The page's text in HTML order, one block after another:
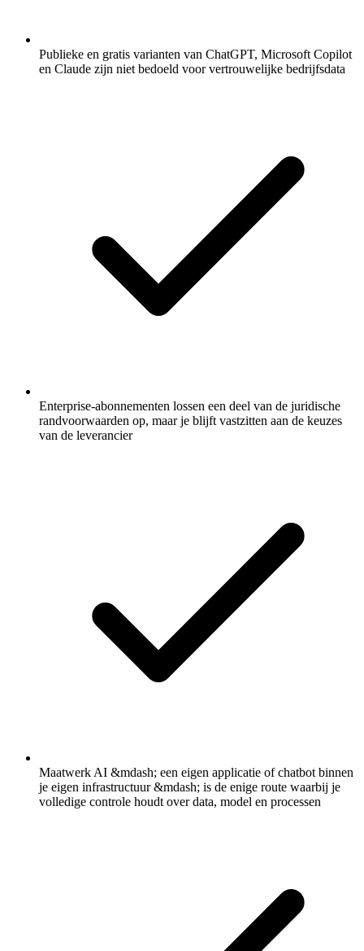
Publieke en gratis varianten van ChatGPT, Microsoft Copilot
en Claude zijn niet bedoeld voor vertrouwelijke bedrijfsdata
Enterprise-abonnementen lossen een deel van de juridische
randvoorwaarden op, maar je blijft vastzitten aan de keuzes
van de leverancier
Maatwerk AI &mdash; een eigen applicatie of chatbot binnen
je eigen infrastructuur &mdash; is de enige route waarbij je
volledige controle houdt over data, model en processen